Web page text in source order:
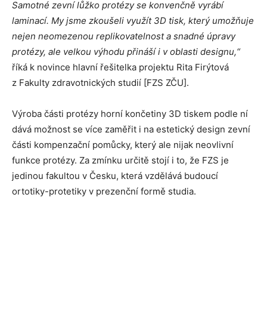
Samotné zevní lůžko protézy se konvenčně vyrábí
laminací. My jsme zkoušeli využít 3D tisk, který umožňuje
nejen neomezenou replikovatelnost a snadné úpravy
protézy, ale velkou výhodu přináší i v oblasti designu,“
říká k novince hlavní řešitelka projektu Rita Firýtová
z Fakulty zdravotnických studií [FZS ZČU].
Výroba části protézy horní končetiny 3D tiskem podle ní
dává možnost se více zaměřit i na estetický design zevní
části kompenzační pomůcky, který ale nijak neovlivní
funkce protézy. Za zmínku určitě stojí i to, že FZS je
jedinou fakultou v Česku, která vzdělává budoucí
ortotiky-protetiky v prezenční formě studia.